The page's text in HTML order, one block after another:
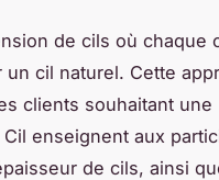
de cils où chaque
cil naturel. Cette
clients souhaitant une
enseignent aux
de cils, ainsi